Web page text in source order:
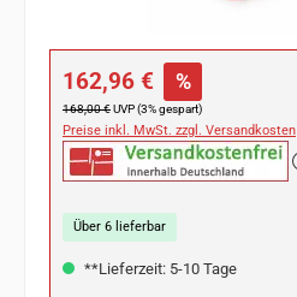
Verkaufspreis:
162,96 € %
Regulärer Preis:
168,00 €UVP (3% gespart)
Preise inkl. MwSt. zzgl. Versandkosten
Über 6 lieferbar
**Lieferzeit: 5-10 Tage